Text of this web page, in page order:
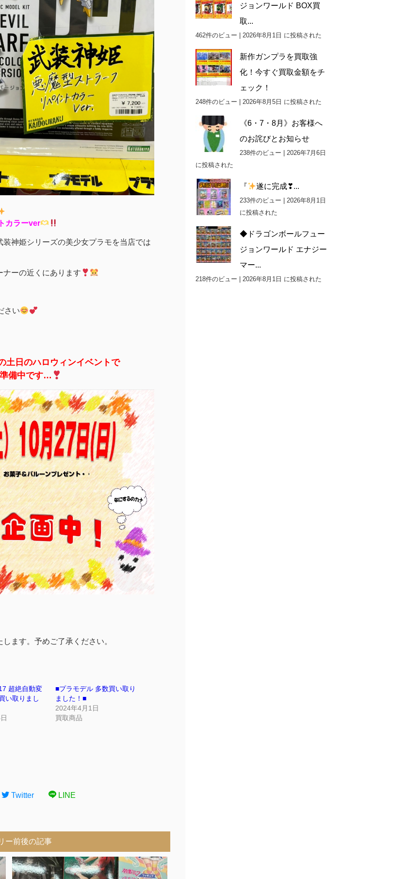
カラーver
神姫シリーズの美少女プラモを当店では
ーの近くにあります
さい
土日のハロウィンイベントで
備中です…
ます。予めご了承ください。
超絶自動変
い取りまし
■プラモデル 多数買い取り
ました！■
2024年4月1日
買取商品
Twitter LINE
ー前後の記事
ジョンワールド BOX買
取...
462件のビュー 2026年8月1日 に投稿された
新作ガンプラを買取強
化！今すぐ買取金額をチ
ェック！
248件のビュー 2026年8月5日 に投稿された
《6・7・8月》お客様へ
のお詫びとお知らせ
238件のビュー
2026年7月6日
に投稿された
『 遂に完成❣...
233件のビュー
2026年8月1日
に投稿された
◆ドラゴンボールフュー
ジョンワールド エナジー
マー...
218件のビュー 2026年8月1日 に投稿された